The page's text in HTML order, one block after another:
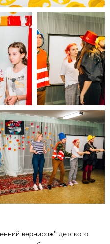
вернисаж" детского